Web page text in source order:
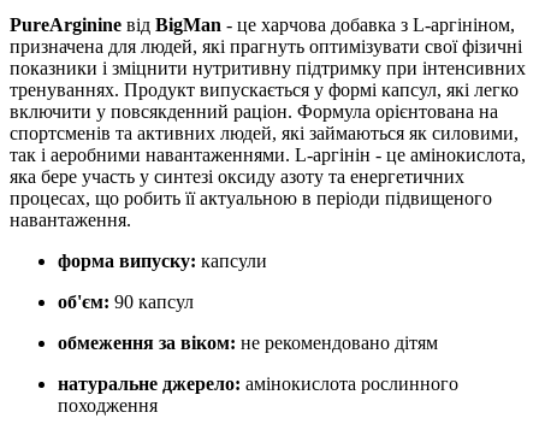
PureArginine від BigMan - це харчова добавка з L-аргініном,
призначена для людей, які прагнуть оптимізувати свої фізичні
показники і зміцнити нутритивну підтримку при інтенсивних
тренуваннях. Продукт випускається у формі капсул, які легко
включити у повсякденний раціон. Формула орієнтована на
спортсменів та активних людей, які займаються як силовими,
так і аеробними навантаженнями. L-аргінін - це амінокислота,
яка бере участь у синтезі оксиду азоту та енергетичних
процесах, що робить її актуальною в періоди підвищеного
навантаження.
форма випуску: капсули
об'єм: 90 капсул
обмеження за віком: не рекомендовано дітям
натуральне джерело: амінокислота рослинного
походження